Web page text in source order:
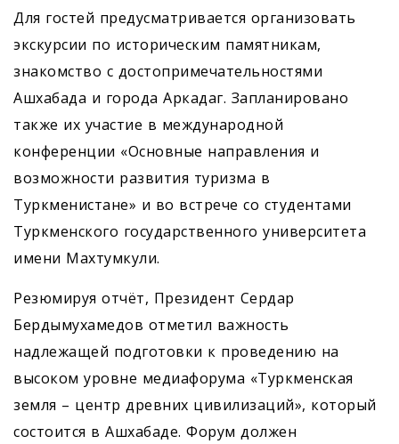
Для гостей предусматривается организовать
экскурсии по историческим памятникам,
знакомство с достопримечательностями
Ашхабада и города Аркадаг. Запланировано
также их участие в международной
конференции «Основные направления и
возможности развития туризма в
Туркменистане» и во встрече со студентами
Туркменского государственного университета
имени Махтумкули.
Резюмируя отчёт, Президент Сердар
Бердымухамедов отметил важность
надлежащей подготовки к проведению на
высоком уровне медиафорума «Туркменская
земля – центр древних цивилизаций», который
состоится в Ашхабаде. Форум должен